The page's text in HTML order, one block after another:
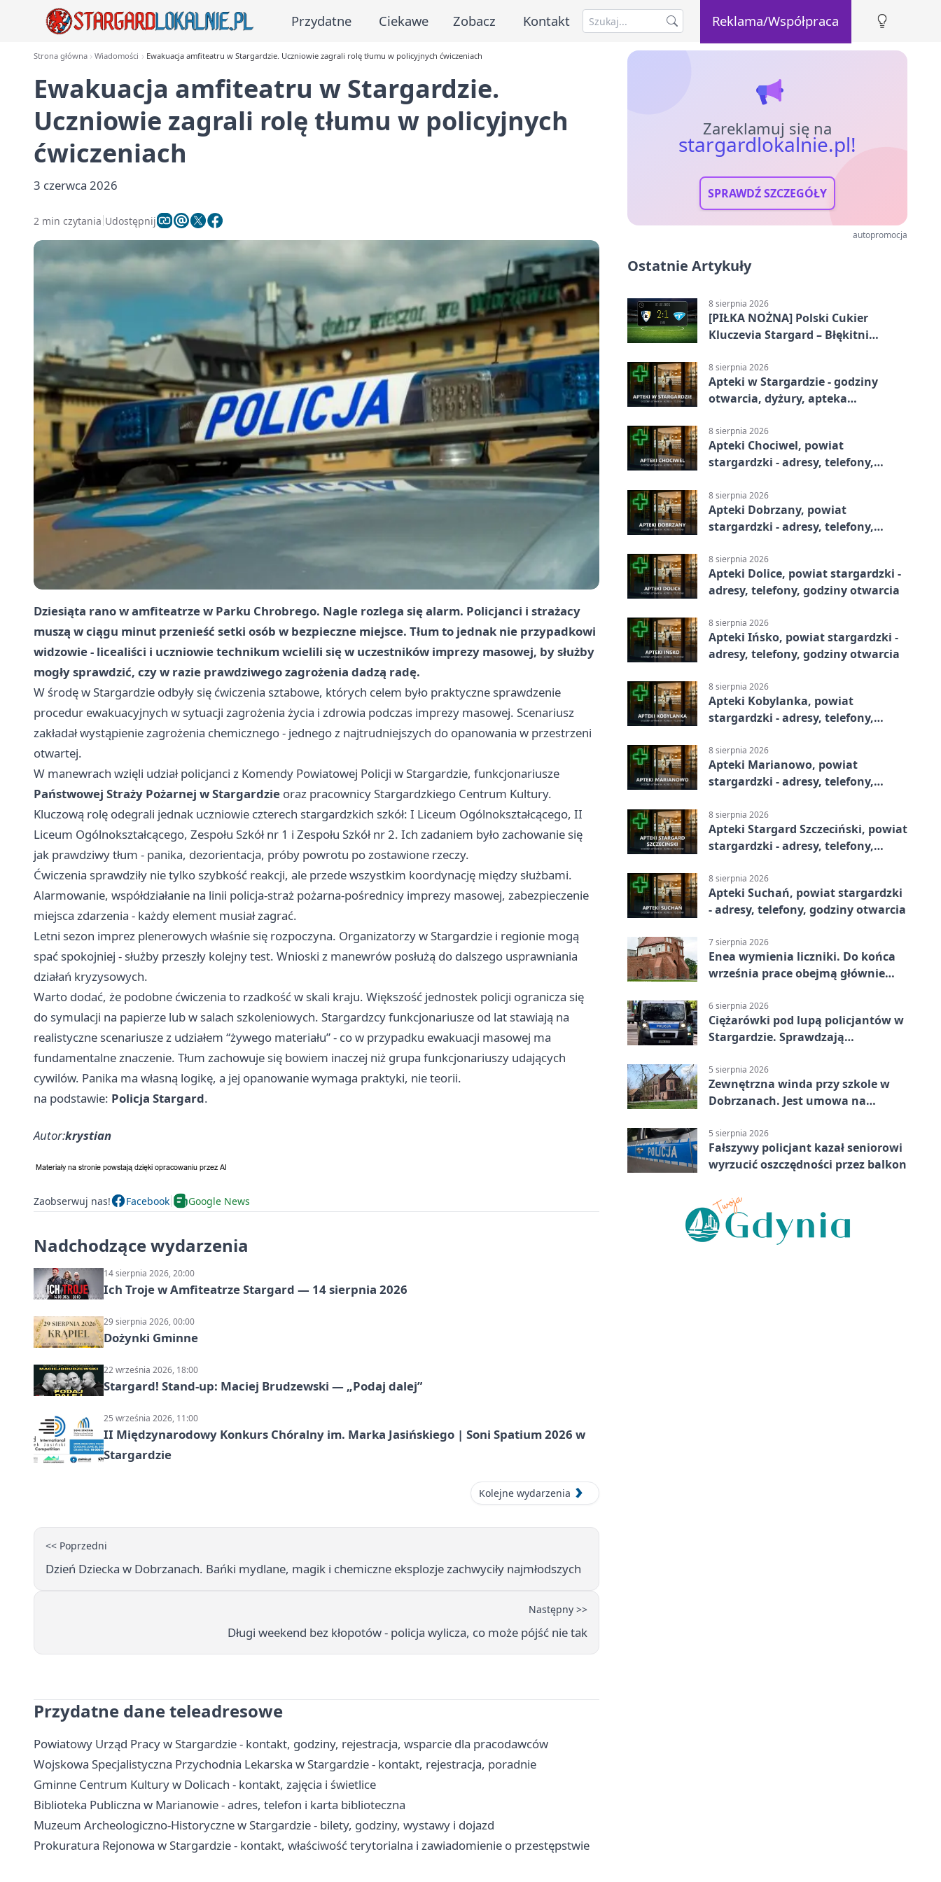
Przydatne Ciekawe Zobacz Kontakt Reklama/Współpraca
Strona główna Wiadomości Ewakuacja amfiteatru w Stargardzie. Uczniowie zagrali rolę tłumu w policyjnych ćwiczeniach
Ewakuacja amfiteatru w Stargardzie.
Uczniowie zagrali rolę tłumu w policyjnych
ćwiczeniach
3 czerwca 2026
2 min czytania Udostępnij
Dziesiąta rano w amfiteatrze w Parku Chrobrego. Nagle rozlega się alarm. Policjanci i strażacy
muszą w ciągu minut przenieść setki osób w bezpieczne miejsce. Tłum to jednak nie przypadkowi
widzowie - licealiści i uczniowie technikum wcielili się w uczestników imprezy masowej, by służby
mogły sprawdzić, czy w razie prawdziwego zagrożenia dadzą radę.
W środę w Stargardzie odbyły się ćwiczenia sztabowe, których celem było praktyczne sprawdzenie
procedur ewakuacyjnych w sytuacji zagrożenia życia i zdrowia podczas imprezy masowej. Scenariusz
zakładał wystąpienie zagrożenia chemicznego - jednego z najtrudniejszych do opanowania w przestrzeni
otwartej.
W manewrach wzięli udział policjanci z Komendy Powiatowej Policji w Stargardzie, funkcjonariusze
Państwowej Straży Pożarnej w Stargardzie oraz pracownicy Stargardzkiego Centrum Kultury.
Kluczową rolę odegrali jednak uczniowie czterech stargardzkich szkół: I Liceum Ogólnokształcącego, II
Liceum Ogólnokształcącego, Zespołu Szkół nr 1 i Zespołu Szkół nr 2. Ich zadaniem było zachowanie się
jak prawdziwy tłum - panika, dezorientacja, próby powrotu po zostawione rzeczy.
Ćwiczenia sprawdziły nie tylko szybkość reakcji, ale przede wszystkim koordynację między służbami.
Alarmowanie, współdziałanie na linii policja-straż pożarna-pośrednicy imprezy masowej, zabezpieczenie
miejsca zdarzenia - każdy element musiał zagrać.
Letni sezon imprez plenerowych właśnie się rozpoczyna. Organizatorzy w Stargardzie i regionie mogą
spać spokojniej - służby przeszły kolejny test. Wnioski z manewrów posłużą do dalszego usprawniania
działań kryzysowych.
Warto dodać, że podobne ćwiczenia to rzadkość w skali kraju. Większość jednostek policji ogranicza się
do symulacji na papierze lub w salach szkoleniowych. Stargardzcy funkcjonariusze od lat stawiają na
realistyczne scenariusze z udziałem “żywego materiału” - co w przypadku ewakuacji masowej ma
fundamentalne znaczenie. Tłum zachowuje się bowiem inaczej niż grupa funkcjonariuszy udających
cywilów. Panika ma własną logikę, a jej opanowanie wymaga praktyki, nie teorii.
na podstawie: Policja Stargard.
Autor:krystian
Zaobserwuj nas! Facebook Google News
Nadchodzące wydarzenia
14 sierpnia 2026, 20:00
Ich Troje w Amfiteatrze Stargard — 14 sierpnia 2026
29 sierpnia 2026, 00:00
Dożynki Gminne
22 września 2026, 18:00
Stargard! Stand-up: Maciej Brudzewski — „Podaj dalej”
25 września 2026, 11:00
II Międzynarodowy Konkurs Chóralny im. Marka Jasińskiego | Soni Spatium 2026 w
Stargardzie
Kolejne wydarzenia
<< Poprzedni
Dzień Dziecka w Dobrzanach. Bańki mydlane, magik i chemiczne eksplozje zachwyciły najmłodszych
Następny >>
Długi weekend bez kłopotów - policja wylicza, co może pójść nie tak
Przydatne dane teleadresowe
Powiatowy Urząd Pracy w Stargardzie - kontakt, godziny, rejestracja, wsparcie dla pracodawców
Wojskowa Specjalistyczna Przychodnia Lekarska w Stargardzie - kontakt, rejestracja, poradnie
Gminne Centrum Kultury w Dolicach - kontakt, zajęcia i świetlice
Biblioteka Publiczna w Marianowie - adres, telefon i karta biblioteczna
Muzeum Archeologiczno-Historyczne w Stargardzie - bilety, godziny, wystawy i dojazd
Prokuratura Rejonowa w Stargardzie - kontakt, właściwość terytorialna i zawiadomienie o przestępstwie
Zareklamuj się na
stargardlokalnie.pl!
SPRAWDŹ SZCZEGÓŁY
autopromocja
Ostatnie Artykuły
8 sierpnia 2026
[PIŁKA NOŻNA] Polski Cukier
Kluczevia Stargard – Błękitni
Lidze Grupa 2 (Grupa II)
8 sierpnia 2026
Apteki w Stargardzie - godziny
otwarcia, dyżury, apteka
8 sierpnia 2026
Apteki Chociwel, powiat
stargardzki - adresy, telefony,
8 sierpnia 2026
Apteki Dobrzany, powiat
stargardzki - adresy, telefony,
8 sierpnia 2026
Apteki Dolice, powiat stargardzki -
adresy, telefony, godziny otwarcia
8 sierpnia 2026
Apteki Ińsko, powiat stargardzki -
adresy, telefony, godziny otwarcia
8 sierpnia 2026
Apteki Kobylanka, powiat
stargardzki - adresy, telefony,
8 sierpnia 2026
Apteki Marianowo, powiat
stargardzki - adresy, telefony,
8 sierpnia 2026
Apteki Stargard Szczeciński, powiat
stargardzki - adresy, telefony,
8 sierpnia 2026
Apteki Suchań, powiat stargardzki
- adresy, telefony, godziny otwarcia
7 sierpnia 2026
Enea wymienia liczniki. Do końca
września prace obejmą głównie
6 sierpnia 2026
Ciężarówki pod lupą policjantów w
Stargardzie. Sprawdzają
5 sierpnia 2026
Zewnętrzna winda przy szkole w
Dobrzanach. Jest umowa na
5 sierpnia 2026
Fałszywy policjant kazał seniorowi
wyrzucić oszczędności przez balkon